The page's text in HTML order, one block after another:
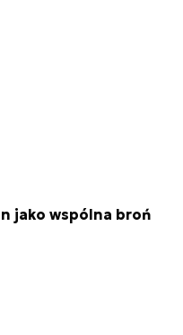
jako wspólna broń